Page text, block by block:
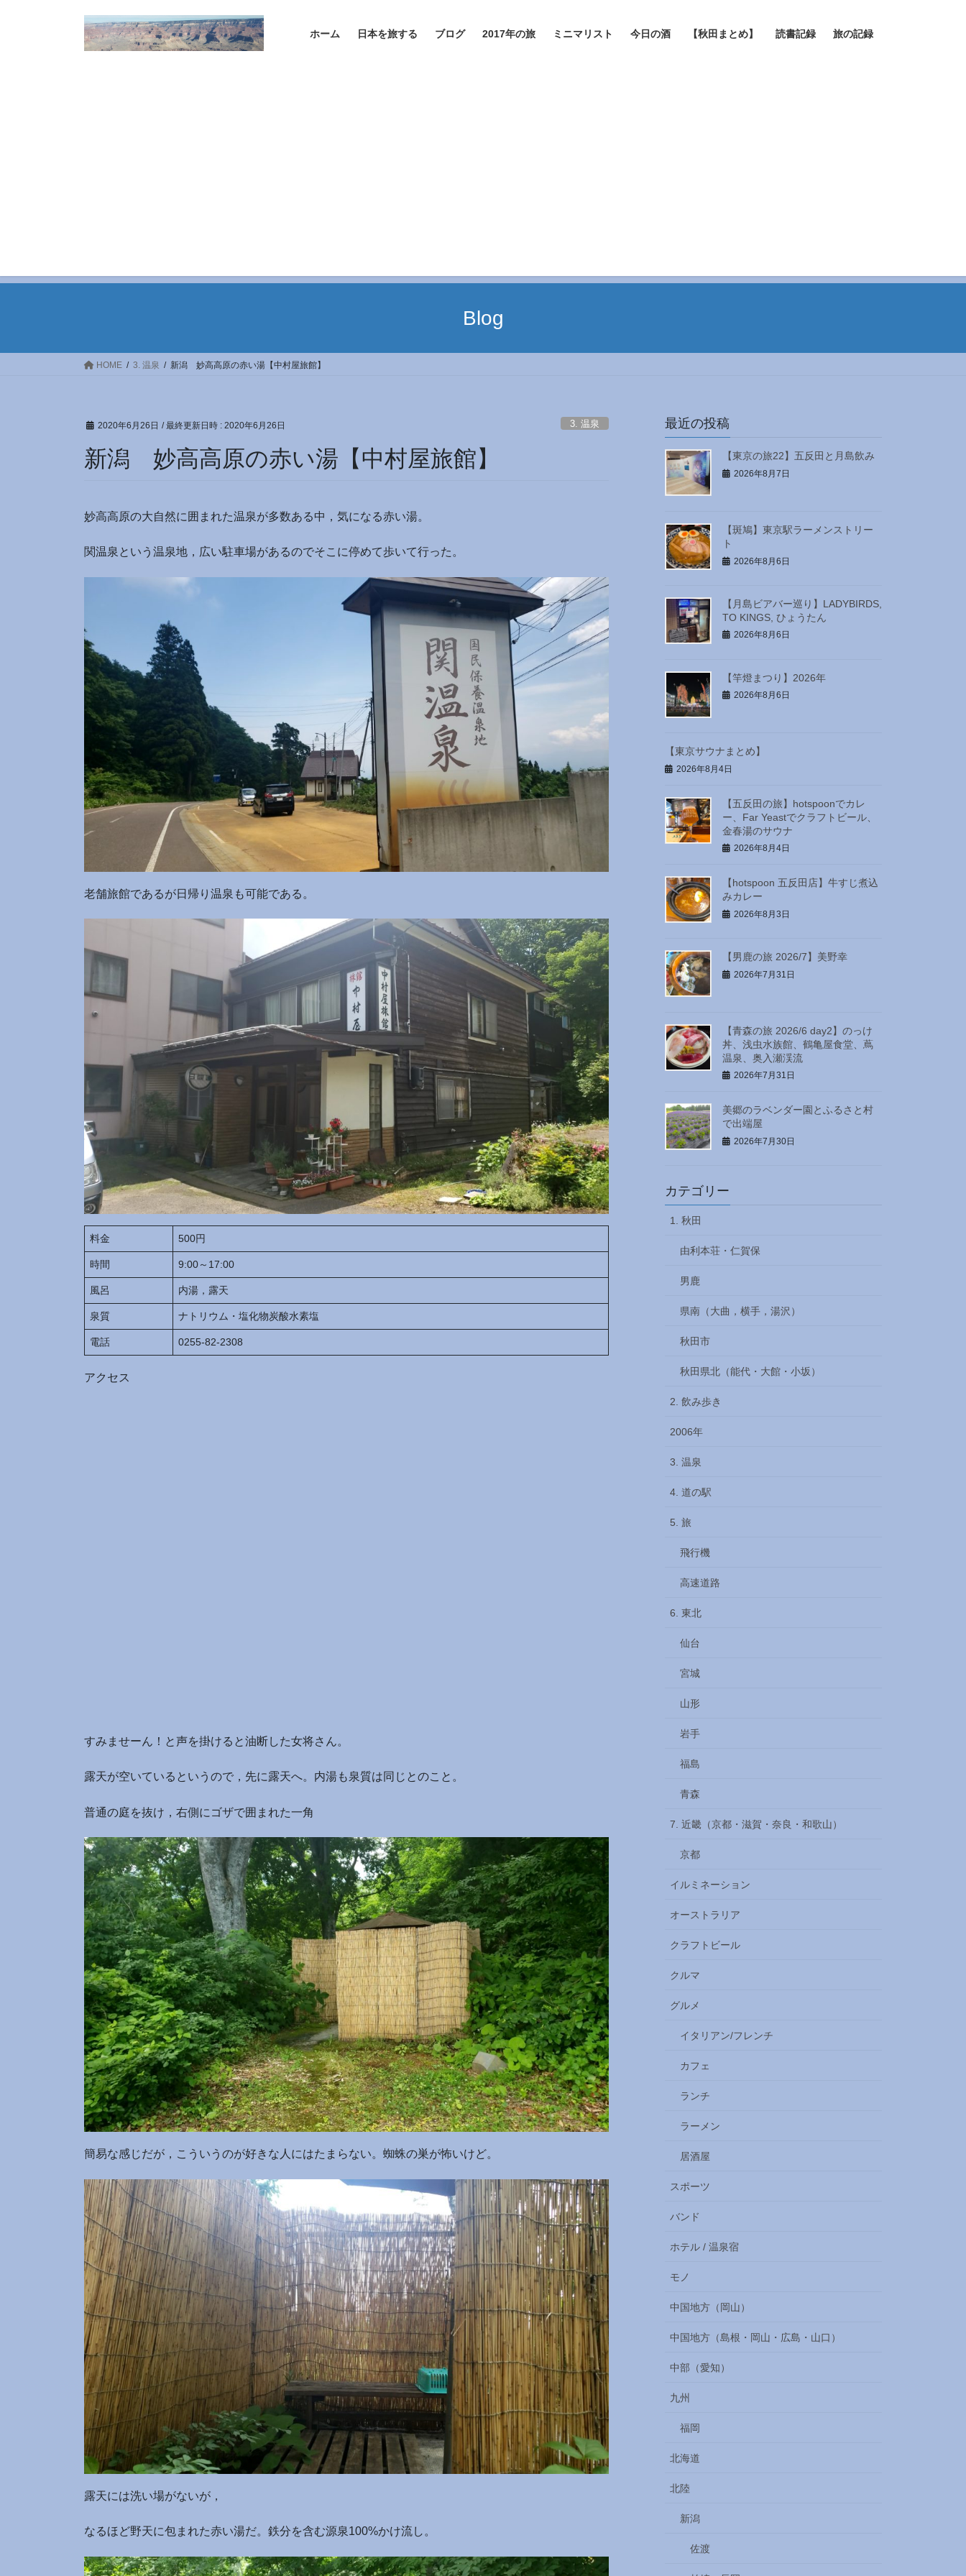
ホーム 日本を旅する ブログ 2017年の旅 ミニマリスト 今日の酒 【秋田まとめ】 読書記録 旅の記録
Blog
HOME 3. 温泉 新潟 妙高高原の赤い湯【中村屋旅館】
2020年6月26日 / 最終更新日時 : 2020年6月26日 3. 温泉
新潟 妙高高原の赤い湯【中村屋旅館】
妙高高原の大自然に囲まれた温泉が多数ある中，気になる赤い湯。
関温泉という温泉地，広い駐車場があるのでそこに停めて歩いて行った。
老舗旅館であるが日帰り温泉も可能である。
料金 500円
時間 9:00～17:00
風呂 内湯，露天
泉質 ナトリウム・塩化物炭酸水素塩
電話 0255-82-2308
アクセス
すみませーん！と声を掛けると油断した女将さん。
露天が空いているというので，先に露天へ。内湯も泉質は同じとのこと。
普通の庭を抜け，右側にゴザで囲まれた一角
簡易な感じだが，こういうのが好きな人にはたまらない。蜘蛛の巣が怖いけど。
露天には洗い場がないが，
なるほど野天に包まれた赤い湯だ。鉄分を含む源泉100%かけ流し。
最近の投稿
【東京の旅22】五反田と月島飲み
2026年8月7日
【斑鳩】東京駅ラーメンストリー
ト
2026年8月6日
【月島ビアバー巡り】LADYBIRDS,
TO KINGS, ひょうたん
2026年8月6日
【竿燈まつり】2026年
2026年8月6日
【東京サウナまとめ】
2026年8月4日
【五反田の旅】hotspoonでカレ
ー、Far Yeastでクラフトビール、
金春湯のサウナ
2026年8月4日
【hotspoon 五反田店】牛すじ煮込
みカレー
2026年8月3日
【男鹿の旅 2026/7】美野幸
2026年7月31日
【青森の旅 2026/6 day2】のっけ
丼、浅虫水族館、鶴亀屋食堂、蔦
温泉、奥入瀬渓流
2026年7月31日
美郷のラベンダー園とふるさと村
で出端屋
2026年7月30日
カテゴリー
1. 秋田
由利本荘・仁賀保
男鹿
県南（大曲，横手，湯沢）
秋田市
秋田県北（能代・大館・小坂）
2. 飲み歩き
2006年
3. 温泉
4. 道の駅
5. 旅
飛行機
高速道路
6. 東北
仙台
宮城
山形
岩手
福島
青森
7. 近畿（京都・滋賀・奈良・和歌山）
京都
イルミネーション
オーストラリア
クラフトビール
クルマ
グルメ
イタリアン/フレンチ
カフェ
ランチ
ラーメン
居酒屋
スポーツ
バンド
ホテル / 温泉宿
モノ
中国地方（岡山）
中国地方（島根・岡山・広島・山口）
中部（愛知）
九州
福岡
北海道
北陸
新潟
佐渡